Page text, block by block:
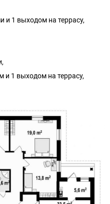
и 1 выходом на террасу,
и 1 выходом на террасу,